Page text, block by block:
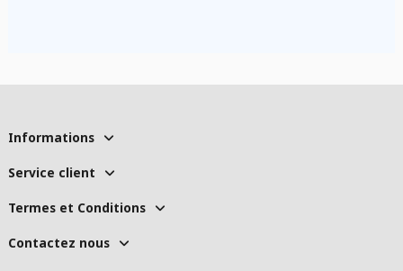
Informations
Service client
Termes et Conditions
Contactez nous